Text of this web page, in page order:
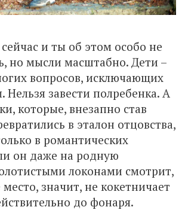
и ты об этом особо не
но мысли масштабно. Дети –
вопросов, исключающих
завести полребенка. А
которые, внезапно став
в эталон отцовства,
в романтических
он даже на родную
локонами смотрит,
место, значит, не кокетничает
до фонаря.